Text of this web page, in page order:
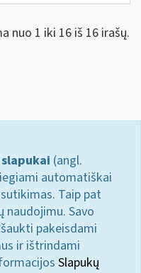
nuo 1 iki 16 iš 16 irašų.
(angl.
automatiškai
Taip pat
Savo
pakeisdami
ir ištrindami
Slapukų